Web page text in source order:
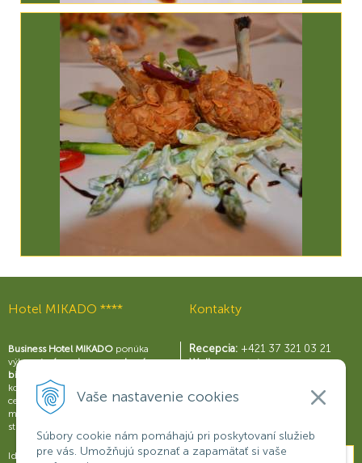
Vaše nastavenie cookies
Súbory cookie nám pomáhajú pri poskytovaní služieb
pre vás. Umožňujú spoznať a zapamätať si vaše
Hotel MIKADO ****
Business Hotel MIKADO ponúka
výbornézázemie pre moderný
biznis
konferenčnými sálami a business
centrom, širokou škálou služieb a
možnosťami na relax a príjemné
strávenie voľného času.
Ideálne miesto na obchodné
Kontakty
Recepcia: +421 37 321 03 21
Wellness centrum:
Reštaurácia Rouge: